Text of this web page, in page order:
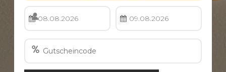
08.08.2026 09.08.2026
2
Gutscheincode